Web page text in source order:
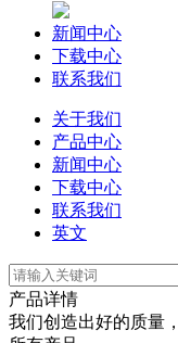
新闻中心
下载中心
联系我们
关于我们
产品中心
新闻中心
下载中心
联系我们
英文
产品详情
我们创造出好的质量